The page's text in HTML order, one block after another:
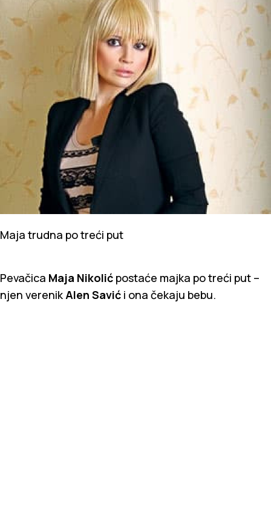
Maja trudna po treći put
Pevačica Maja Nikolić postaće majka po treći put –
njen verenik Alen Savić i ona čekaju bebu.